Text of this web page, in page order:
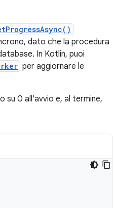
dato che la procedura
In Kotlin, puoi
per aggiornare le
su 0 all'avvio e, al termine,